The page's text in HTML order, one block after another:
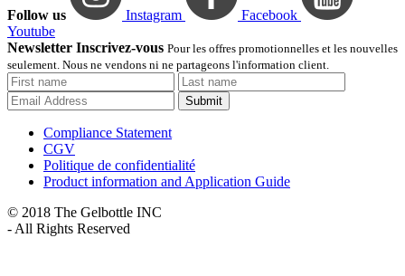
Follow us Instagram
Facebook
Youtube
Newsletter Inscrivez-vous Pour les offres promotionnelles et les nouvelles
seulement. Nous ne vendons ni ne partageons l'information client.
Submit
Compliance Statement
CGV
Politique de confidentialité
Product information and Application Guide
© 2018 The Gelbottle INC
- All Rights Reserved